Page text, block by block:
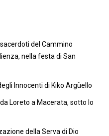
del Cammino
nella festa di San
Innocenti di Kiko Argüello
Loreto a Macerata, sotto lo
della Serva di Dio